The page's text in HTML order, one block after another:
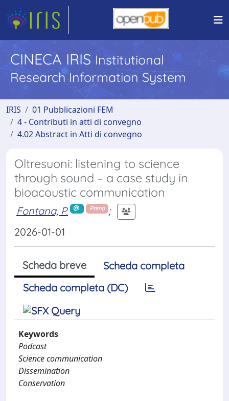
CINECA IRIS Institutional
Research Information System
IRIS
01 Pubblicazioni FEM
4 - Contributi in atti di convegno
4.02 Abstract in Atti di convegno
Oltresuoni: listening to science
through sound – a case study in
bioacoustic communication
Fontana, P. Primo
;
2026-01-01
Scheda breve
Scheda completa
Scheda completa (DC)
Keywords
Podcast
Science communication
Dissemination
Conservation